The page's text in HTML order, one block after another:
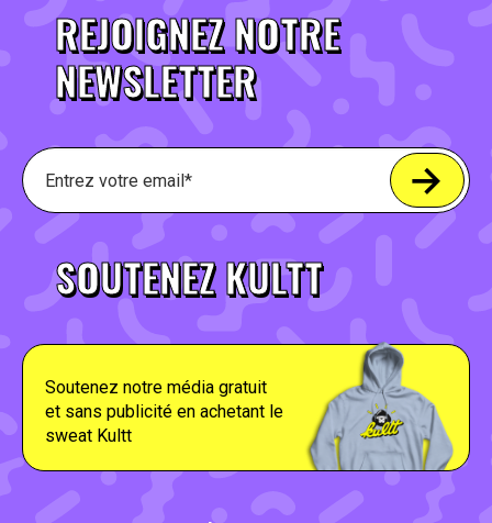
REJOIGNEZ NOTRE
NEWSLETTER
SOUTENEZ KULTT
Soutenez notre média gratuit
et sans publicité en achetant le
sweat Kultt